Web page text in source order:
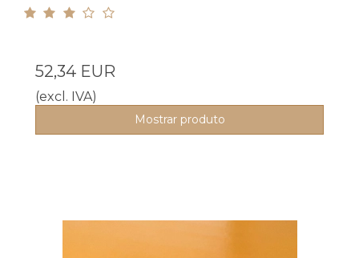
52,34 EUR
(excl. IVA)
Mostrar produto